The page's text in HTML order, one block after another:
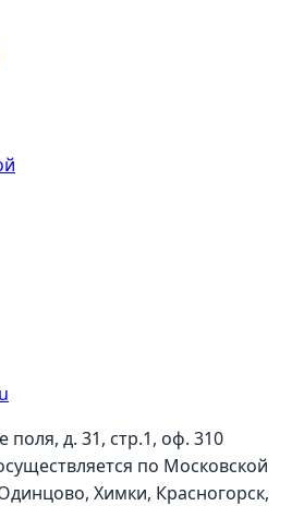
поля, д. 31, стр.1, оф. 310
по Московской
Химки, Красногорск,